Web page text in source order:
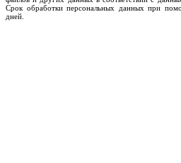
Срок обработки персональных данных при
дней.